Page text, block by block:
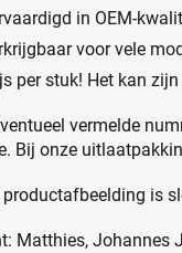
in OEM-
voor vele
per stuk! Het kan
vermelde
Bij onze
productafbeelding is
Matthies, Johannes